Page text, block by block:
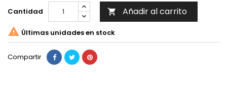
Cantidad  Añadir al carrito
 Últimas unidades en stock
Compartir